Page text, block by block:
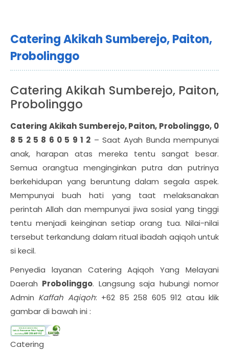
Catering Akikah Sumberejo, Paiton,
Probolinggo
Catering Akikah Sumberejo, Paiton,
Probolinggo
Catering Akikah Sumberejo, Paiton, Probolinggo, 0
8 5 2 5 8 6 0 5 9 1 2 – Saat Ayah Bunda mempunyai
anak, harapan atas mereka tentu sangat besar.
Semua orangtua menginginkan putra dan putrinya
berkehidupan yang beruntung dalam segala aspek.
Mempunyai buah hati yang taat melaksanakan
perintah Allah dan mempunyai jiwa sosial yang tinggi
tentu menjadi keinginan setiap orang tua. Nilai-nilai
tersebut terkandung dalam ritual ibadah aqiqoh untuk
si kecil.
Penyedia layanan Catering Aqiqoh Yang Melayani
Daerah Probolinggo. Langsung saja hubungi nomor
Admin Kaffah Aqiqoh: +62 85 258 605 912 atau klik
gambar di bawah ini :
Catering